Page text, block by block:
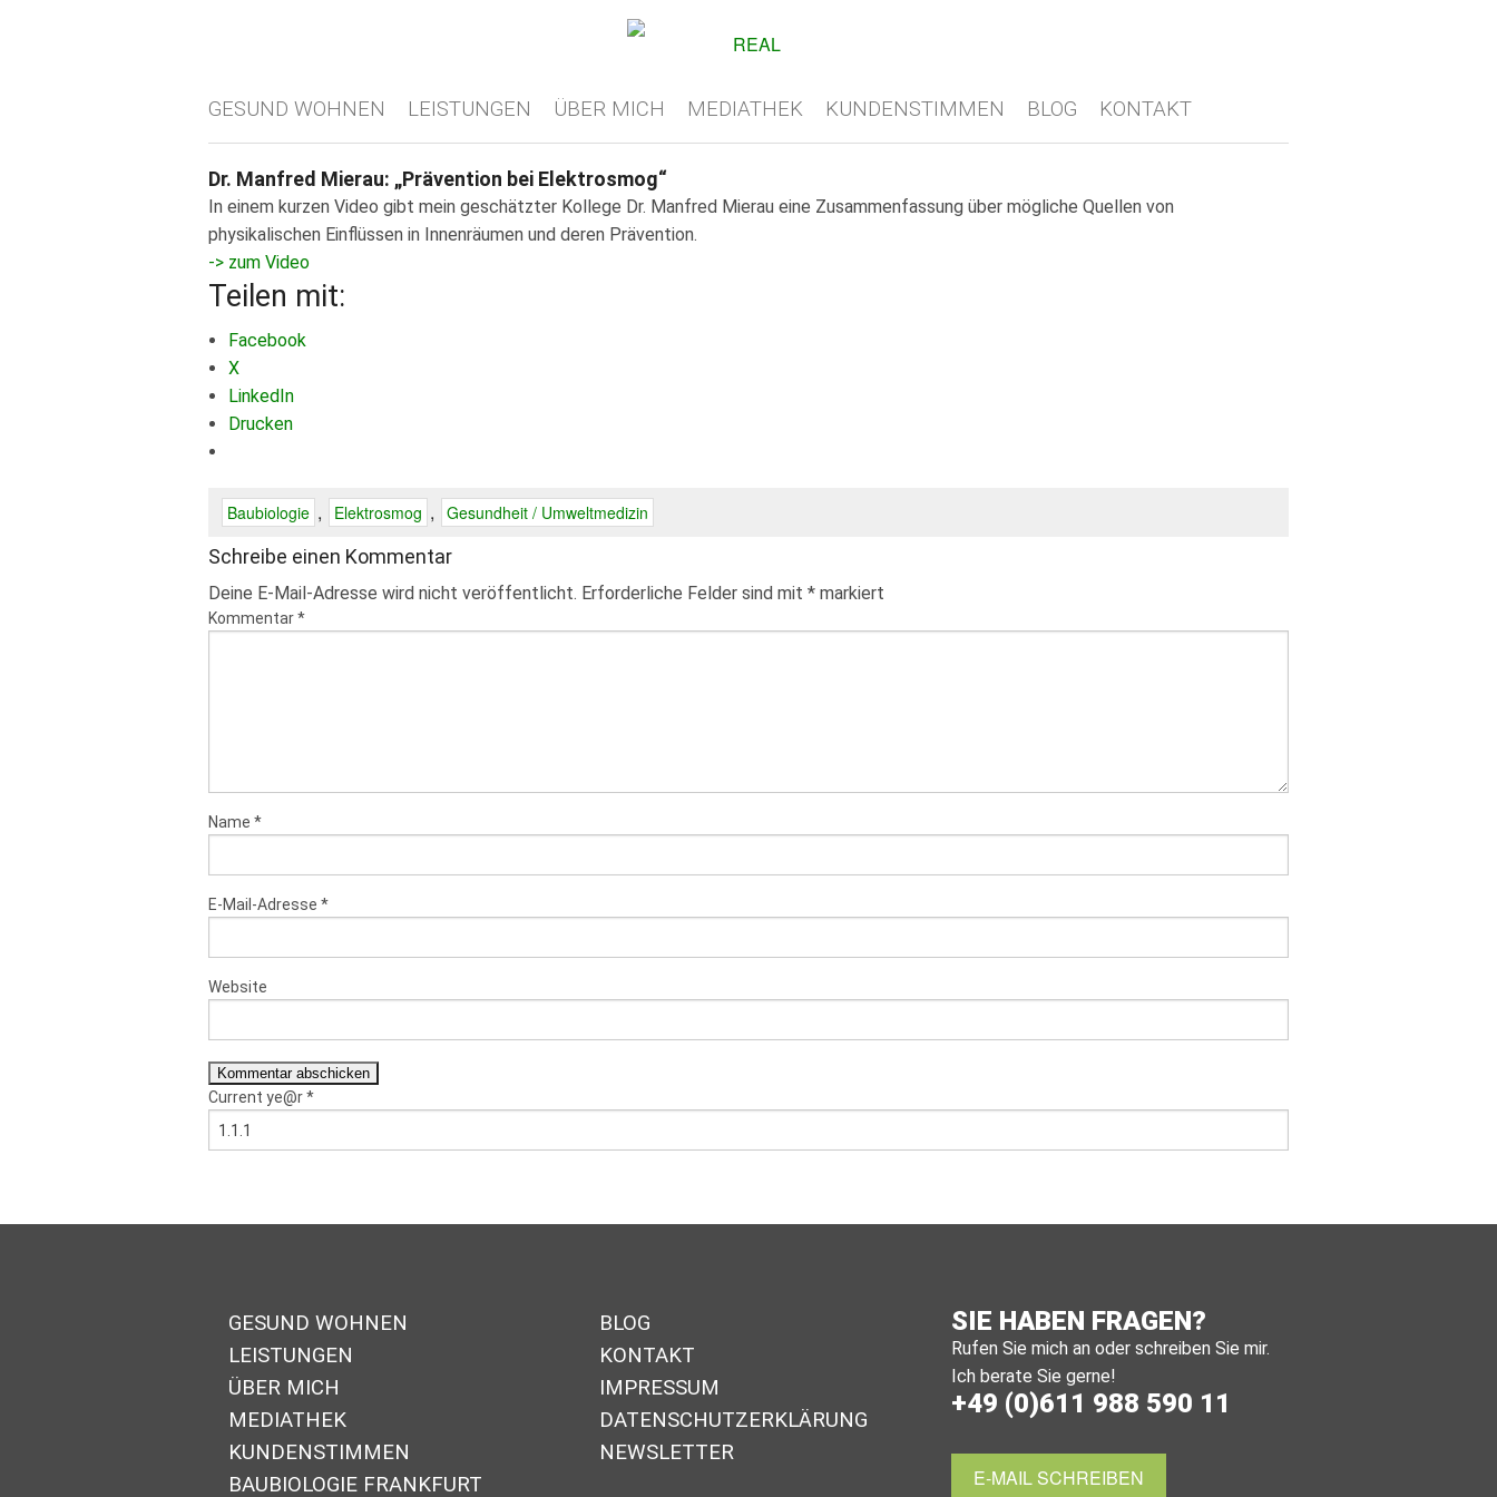
GESUND WOHNEN LEISTUNGEN ÜBER MICH MEDIATHEK KUNDENSTIMMEN BLOG KONTAKT
Dr. Manfred Mierau: „Prävention bei Elektrosmog“
In einem kurzen Video gibt mein geschätzter Kollege Dr. Manfred Mierau eine Zusammenfassung über mögliche Quellen von
physikalischen Einflüssen in Innenräumen und deren Prävention.
-> zum Video
Teilen mit:
Facebook
X
LinkedIn
Drucken
Baubiologie , Elektrosmog , Gesundheit / Umweltmedizin
Schreibe einen Kommentar
Deine E-Mail-Adresse wird nicht veröffentlicht. Erforderliche Felder sind mit * markiert
Kommentar*
Name *
E-Mail-Adresse *
Website
Current ye@r*
GESUND WOHNEN
LEISTUNGEN
ÜBER MICH
MEDIATHEK
KUNDENSTIMMEN
BAUBIOLOGIE FRANKFURT
BLOG
KONTAKT
IMPRESSUM
DA­TEN­SCHUTZ­ER­KLÄ­RUNG
NEWSLETTER
SIE HABEN FRAGEN?
Rufen Sie mich an oder schreiben Sie mir.
Ich berate Sie gerne!
+49 (0)611 988 590 11
E-MAIL SCHREIBEN